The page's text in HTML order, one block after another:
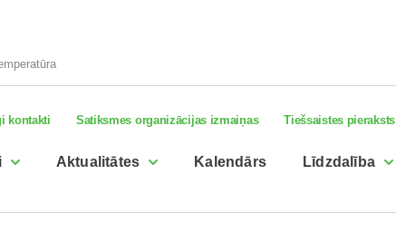
kontakti Satiksmes organizācijas izmaiņas Tiešsaistes pieraksts
Aktualitātes Kalendārs Līdzdalība